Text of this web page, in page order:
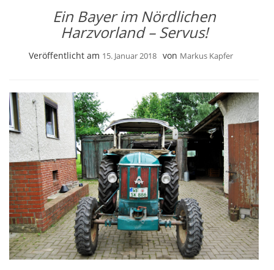
Ein Bayer im Nördlichen
Harzvorland – Servus!
Veröffentlicht am 15. Januar 2018 von Markus Kapfer